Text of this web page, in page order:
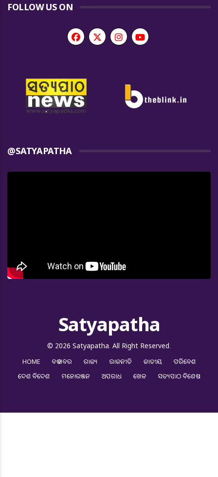
FOLLOW US ON
@SATYAPATHA
Satyapatha
© 2026 Satyapatha. All Right Reserved.
HOME ବଡ ଖବର ରାଜ୍ୟ ରାଜନୀତି ଜାତୀୟ
ପରିବେଶ
ଦେଶ ବିଦେଶ
ମନୋରଞ୍ଜନ ଅପରାଧ ଖେଳ ସତ୍ୟପାଠ ବିଶେଷ